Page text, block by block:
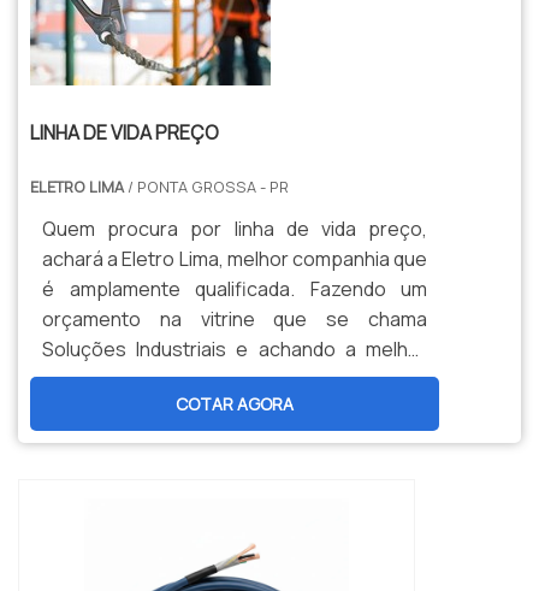
LINHA DE VIDA PREÇO
ELETRO LIMA/ PONTA GROSSA - PR
Quem procura por linha de vida preço,
achará a Eletro Lima, melhor companhia que
é amplamente qualificada. Fazendo um
orçamento na vitrine que se chama
Soluções Industriais e achando a melhor
informação em particularidade do
mercado.Quando a dúvida é linha de vida,
com a Eletro Lima poderá achar
altura.INFORMAÇÕES RELEVANTES SOBRE
COTAR AGORA